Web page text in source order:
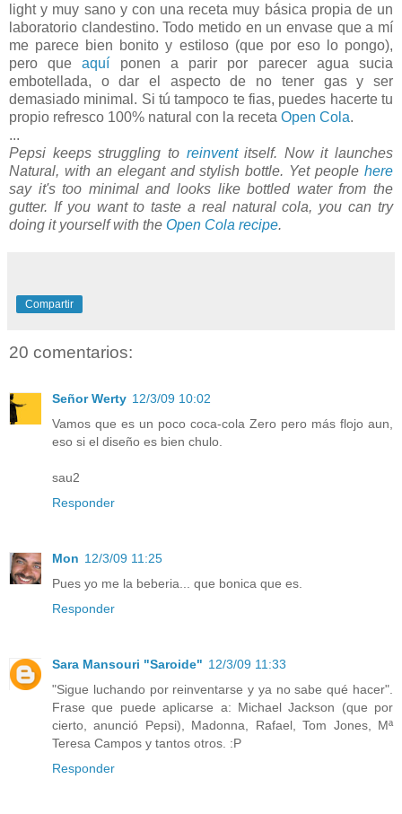
light y muy sano y con una receta muy básica propia de un
laboratorio clandestino. Todo metido en un envase que a mí
me parece bien bonito y estiloso (que por eso lo pongo),
pero queaquí ponen a parir por parecer agua sucia
embotellada, o dar el aspecto de no tener gas y ser
demasiado minimal. Si tú tampoco te fias, puedes hacerte tu
propio refresco 100% natural con la receta Open Cola.
...
Pepsi keeps struggling to reinventitself. Now it launches
Natural, with an elegant and stylish bottle. Yet people here
say it's too minimal and looks like bottled water from the
gutter. If you want to taste a real natural cola, you can try
doing it yourself with the Open Cola recipe.
Compartir
20 comentarios:
Señor Werty 12/3/09 10:02
Vamos que es un poco coca-cola Zero pero más flojo aun,
eso si el diseño es bien chulo.
sau2
Responder
Mon 12/3/09 11:25
Pues yo me la beberia... que bonica que es.
Responder
Sara Mansouri "Saroide" 12/3/09 11:33
"Sigue luchando por reinventarse y ya no sabe qué hacer".
Frase que puede aplicarse a: Michael Jackson (que por
cierto, anunció Pepsi), Madonna, Rafael, Tom Jones, Mª
Teresa Campos y tantos otros. :P
Responder